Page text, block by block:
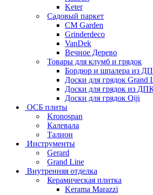
Keter
Садовый паркет
CM Garden
Grinderdeco
VanDek
Вечное Дерево
Товары для клумб и грядок
Бордюр и шпалера из
Доски для грядок Grand
Доски для грядок из
Доски для грядок Qiji
ОСБ плиты
Kronospan
Калевала
Талион
Инструменты
Gerard
Grand Line
Внутренняя отделка
Керамическая плитка
Kerama Marazzi